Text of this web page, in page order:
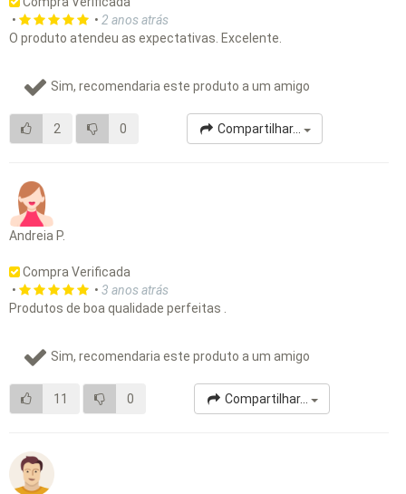
•
• 2 anos atrás
O produto atendeu as expectativas. Excelente.
Sim, recomendaria este produto a um amigo
2 0 Compartilhar...
Andreia P.
Compra Verificada
•
• 3 anos atrás
Produtos de boa qualidade perfeitas .
Sim, recomendaria este produto a um amigo
11 0 Compartilhar...